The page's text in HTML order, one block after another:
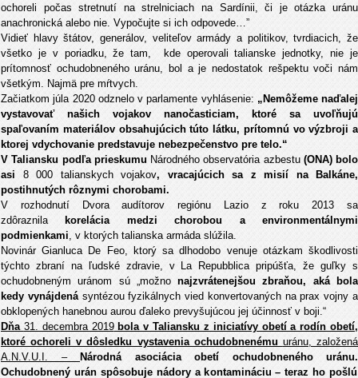
ochoreli počas stretnutí na strelniciach na Sardínii, či je otázka uránu
anachronická alebo nie. Vypočujte si ich odpovede…”
Vidieť hlavy štátov, generálov, veliteľov armády a politikov, tvrdiacich, že
všetko je v poriadku, že tam, kde operovali talianske jednotky, nie je
prítomnosť ochudobneného uránu, bol a je nedostatok rešpektu voči nám
všetkým. Najmä pre mŕtvych.
Začiatkom júla 2020 odznelo v parlamente vyhlásenie: „Nemôžeme naďalej
vystavovať našich vojakov nanočasticiam, ktoré sa uvoľňujú
spaľovaním materiálov obsahujúcich túto látku, prítomnú vo výzbroji a
ktorej vdychovanie predstavuje nebezpečenstvo pre telo.“
V Taliansku podľa prieskumu Národného observatória azbestu (ONA) bolo
asi 8 000 talianskych vojakov, vracajúcich sa z misií na Balkáne,
postihnutých rôznymi chorobami.
V rozhodnutí Dvora audítorov regiónu Lazio z roku 2013 sa
zdôraznila
korelácia medzi chorobou a environmentálnymi
podmienkami, v ktorých talianska armáda slúžila.
Novinár Gianluca De Feo, ktorý sa dlhodobo venuje otázkam škodlivosti
týchto zbraní na ľudské zdravie, v La Repubblica pripúšťa, že guľky s
ochudobneným uránom sú „možnonajzvrátenejšou zbraňou, aká bola
kedy vynájdenásyntézou fyzikálnych vied konvertovaných na prax vojny a
obklopených hanebnou aurou ďaleko prevyšujúcou jej účinnosť v boji.“
Dňa 31. decembra 2019bola v Taliansku z iniciatívy obetí a rodín obetí,
ktoré ochoreli v dôsledku vystavenia ochudobnenému uránu, založená
A.N.V.U.I. –
Národná asociácia obetí ochudobneného uránu.
Ochudobnený urán spôsobuje nádory a kontamináciu – teraz ho pošlú